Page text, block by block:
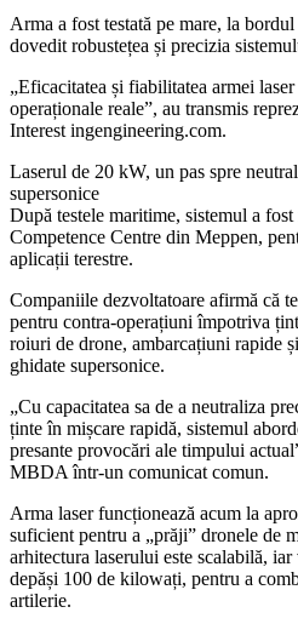
Arma a fost testată pe mare, la
dovedit robustețea și precizia
„Eficacitatea și fiabilitatea armei
operaționale reale”, au transmis
Interest ingengineering.com.
Laserul de 20 kW, un pas spre
supersonice
După testele maritime, sistemul a
Competence Centre din Meppen,
aplicații terestre.
Companiile dezvoltatoare afirmă că
pentru contra-operațiuni împotriva
roiuri de drone, ambarcațiuni rapide
ghidate supersonice.
„Cu capacitatea sa de a neutraliza
ținte în mișcare rapidă, sistemul
presante provocări ale timpului
MBDA într-un comunicat comun.
Arma laser funcționează acum la
suficient pentru a „prăji” dronele de
arhitectura laserului este scalabilă,
depăși 100 de kilowați, pentru a
artilerie.